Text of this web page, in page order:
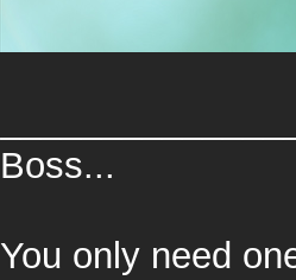
Boss...
You only need